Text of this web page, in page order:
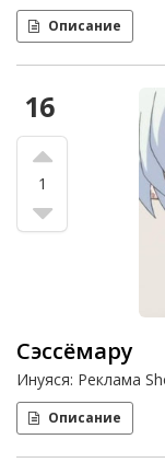
Описание
16
1
Сэссёмару
Инуяся: Реклама
Описание